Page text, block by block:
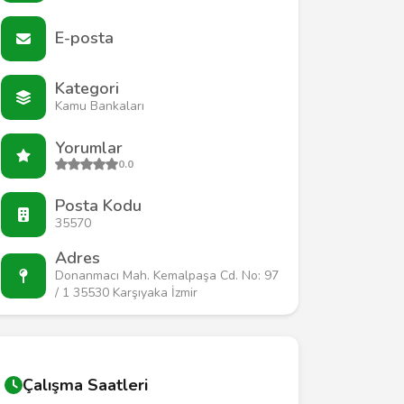
E-posta
Kategori
Kamu Bankaları
Yorumlar
0.0
Posta Kodu
35570
Adres
Donanmacı Mah. Kemalpaşa Cd. No: 97
/ 1 35530 Karşıyaka İzmir
Çalışma Saatleri